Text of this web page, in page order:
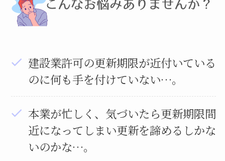
建設業許可の更新期限が近付いている
のに何も手を付けていない…。
本業が忙しく、気づいたら更新期限間
近になってしまい更新を諦めるしかな
いのかな…。